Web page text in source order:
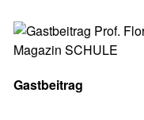
Gastbeitrag